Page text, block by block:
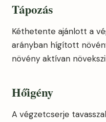
Tápozás
Kéthetente ajánlott a
arányban hígított
növény aktívan
Hőigény
A végzetcserje